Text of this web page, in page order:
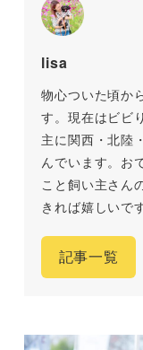
lisa
物心ついた頃か
す。現在はビビ
主に関西・北陸
んでいます。お
こと飼い主さん
きれば嬉しいで
記事一覧